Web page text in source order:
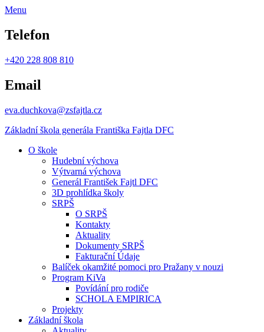
Menu
Telefon
+420 228 808 810
Email
eva.duchkova@zsfajtla.cz
Základní škola generála Františka Fajtla DFC
O škole
Hudební výchova
Výtvarná výchova
Generál František Fajtl DFC
3D prohlídka školy
SRPŠ
O SRPŠ
Kontakty
Aktuality
Dokumenty SRPŠ
Fakturační Údaje
Balíček okamžité pomoci pro Pražany v nouzi
Program KiVa
Povídání pro rodiče
SCHOLA EMPIRICA
Projekty
Základní škola